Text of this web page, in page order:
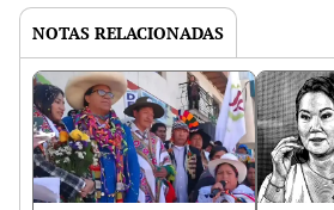
NOTAS RELACIONADAS